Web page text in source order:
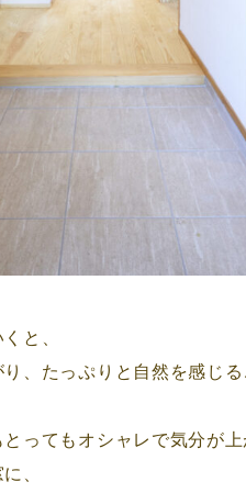
と、
、たっぷりと自然を感じる
ってもオシャレで気分が
、